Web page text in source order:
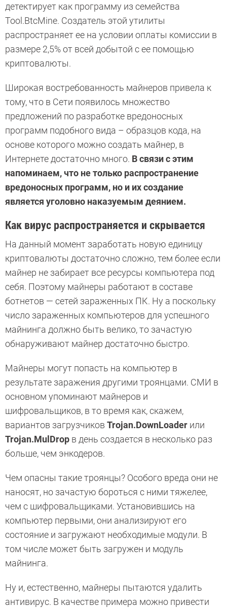
детектирует как программу из семейства
Tool.BtcMine. Создатель этой утилиты
распространяет ее на условии оплаты комиссии в
размере 2,5% от всей добытой с ее помощью
криптовалюты.
Широкая востребованность майнеров привела к
тому, что в Сети появилось множество
предложений по разработке вредоносных
программ подобного вида – образцов кода, на
основе которого можно создать майнер, в
Интернете достаточно много. В связи с этим
напоминаем, что не только распространение
вредоносных программ, но и их создание
является уголовно наказуемым деянием.
Как вирус распространяется и скрывается
На данный момент заработать новую единицу
криптовалюты достаточно сложно, тем более если
майнер не забирает все ресурсы компьютера под
себя. Поэтому майнеры работают в составе
ботнетов — сетей зараженных ПК. Ну а поскольку
число зараженных компьютеров для успешного
майнинга должно быть велико, то зачастую
обнаруживают майнер достаточно быстро.
Майнеры могут попасть на компьютер в
результате заражения другими троянцами. СМИ в
основном упоминают майнеров и
шифровальщиков, в то время как, скажем,
вариантов загрузчиков Trojan.DownLoader или
Trojan.MulDrop в день создается в несколько раз
больше, чем энкодеров.
Чем опасны такие троянцы? Особого вреда они не
наносят, но зачастую бороться с ними тяжелее,
чем с шифровальщиками. Установившись на
компьютер первыми, они анализируют его
состояние и загружают необходимые модули. В
том числе может быть загружен и модуль
майнинга.
Ну и, естественно, майнеры пытаются удалить
антивирус. В качестве примера можно привести